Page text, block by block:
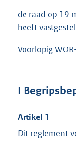
de raad op 19
heeft
Voorlopig
I
Artikel 1
Dit reglement